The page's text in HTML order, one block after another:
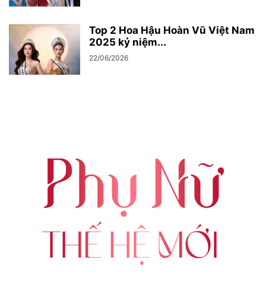
Top 2 Hoa Hậu Hoàn Vũ Việt Nam
2025 kỷ niệm...
22/06/2026